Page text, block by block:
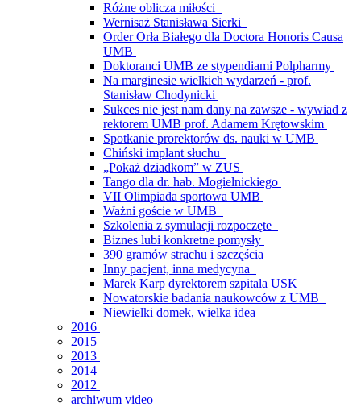
Różne oblicza miłości
Wernisaż Stanisława Sierki
Order Orła Białego dla Doctora Honoris Causa
UMB
Doktoranci UMB ze stypendiami Polpharmy
Na marginesie wielkich wydarzeń - prof.
Stanisław Chodynicki
Sukces nie jest nam dany na zawsze - wywiad z
rektorem UMB prof. Adamem Krętowskim
Spotkanie prorektorów ds. nauki w UMB
Chiński implant słuchu
„Pokaż dziadkom” w ZUS
Tango dla dr. hab. Mogielnickiego
VII Olimpiada sportowa UMB
Ważni goście w UMB
Szkolenia z symulacji rozpoczęte
Biznes lubi konkretne pomysły
390 gramów strachu i szczęścia
Inny pacjent, inna medycyna
Marek Karp dyrektorem szpitala USK
Nowatorskie badania naukowców z UMB
Niewielki domek, wielka idea
2016
2015
2013
2014
2012
archiwum video